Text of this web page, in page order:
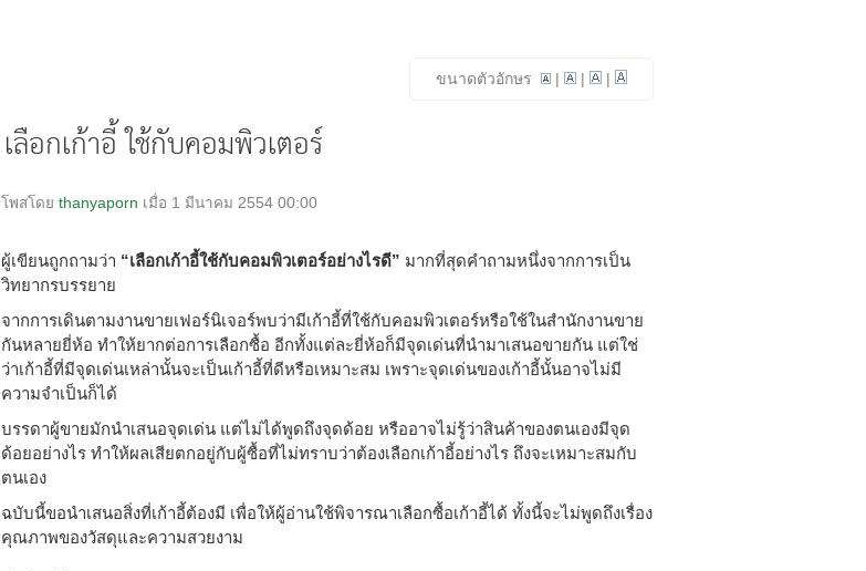
ขนาดตัวอักษร | | |
เลือกเก้าอี้ ใช้กับคอมพิวเตอร์
โพสโดย thanyaporn เมื่อ 1 มีนาคม 2554 00:00
ผู้เขียนถูกถามว่า “เลือกเก้าอี้ใช้กับคอมพิวเตอร์อย่างไรดี” มากที่สุดคำถามหนึ่งจากการเป็น
วิทยากรบรรยาย
จากการเดินตามงานขายเฟอร์นิเจอร์พบว่ามีเก้าอี้ที่ใช้กับคอมพิวเตอร์หรือใช้ในสำนักงานขาย
กันหลายยี่ห้อ ทำให้ยากต่อการเลือกซื้อ อีกทั้งแต่ละยี่ห้อก็มีจุดเด่นที่นำมาเสนอขายกัน แต่ใช่
ว่าเก้าอี้ที่มีจุดเด่นเหล่านั้นจะเป็นเก้าอี้ที่ดีหรือเหมาะสม เพราะจุดเด่นของเก้าอี้นั้นอาจไม่มี
ความจำเป็นก็ได้
บรรดาผู้ขายมักนำเสนอจุดเด่น แต่ไม่ได้พูดถึงจุดด้อย หรืออาจไม่รู้ว่าสินค้าของตนเองมีจุด
ด้อยอย่างไร ทำให้ผลเสียตกอยู่กับผู้ซื้อที่ไม่ทราบว่าต้องเลือกเก้าอี้อย่างไร ถึงจะเหมาะสมกับ
ตนเอง
ฉบับนี้ขอนำเสนอสิ่งที่เก้าอี้ต้องมี เพื่อให้ผู้อ่านใช้พิจารณาเลือกซื้อเก้าอี้ได้ ทั้งนี้จะไม่พูดถึงเรื่อง
คุณภาพของวัสดุและความสวยงาม